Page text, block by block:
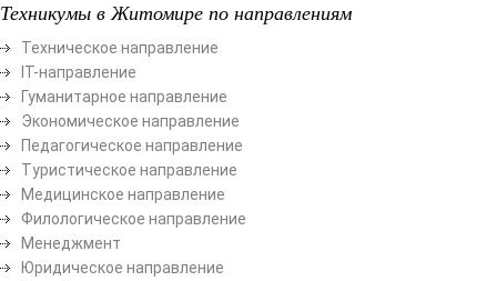
Техникумы в Житомире по направлениям
Техническое направление
ІТ-направление
Гуманитарное направление
Экономическое направление
Педагогическое направление
Туристическое направление
Медицинское направление
Филологическое направление
Менеджмент
Юридическое направление